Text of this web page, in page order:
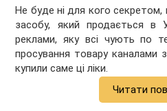
Не буде ні для кого секретом,
засобу, який продається в
реклами, яку всі чують по
просування товару
купили саме ці ліки.
Читати